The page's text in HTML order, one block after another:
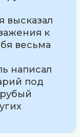
высказал
к
весьма
написал
под